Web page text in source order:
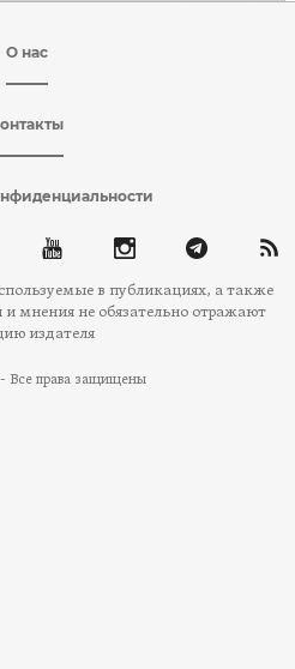
О нас
в публикациях, а также
мнения не обязательно отражают
издателя
- Все права защищены